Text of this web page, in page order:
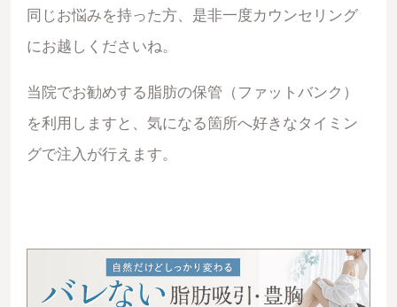
同じお悩みを持った方、是非一度カウンセリング
にお越しくださいね。
当院でお勧めする脂肪の保管（ファットバンク）
を利用しますと、気になる箇所へ好きなタイミン
グで注入が行えます。